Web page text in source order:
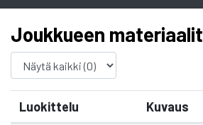
Joukkueen materiaalit
Luokittelu Kuvaus